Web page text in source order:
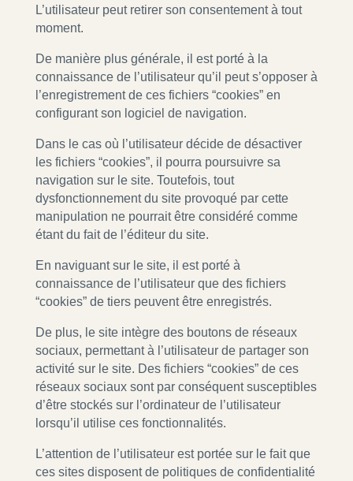
L’utilisateur peut retirer son consentement à tout
moment.
De manière plus générale, il est porté à la
connaissance de l’utilisateur qu’il peut s’opposer à
l’enregistrement de ces fichiers “cookies” en
configurant son logiciel de navigation.
Dans le cas où l’utilisateur décide de désactiver
les fichiers “cookies”, il pourra poursuivre sa
navigation sur le site. Toutefois, tout
dysfonctionnement du site provoqué par cette
manipulation ne pourrait être considéré comme
étant du fait de l’éditeur du site.
En naviguant sur le site, il est porté à
connaissance de l’utilisateur que des fichiers
“cookies” de tiers peuvent être enregistrés.
De plus, le site intègre des boutons de réseaux
sociaux, permettant à l’utilisateur de partager son
activité sur le site. Des fichiers “cookies” de ces
réseaux sociaux sont par conséquent susceptibles
d’être stockés sur l’ordinateur de l’utilisateur
lorsqu’il utilise ces fonctionnalités.
L’attention de l’utilisateur est portée sur le fait que
ces sites disposent de politiques de confidentialité